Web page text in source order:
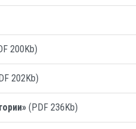
200Kb)
202Kb)
(PDF 236Kb)